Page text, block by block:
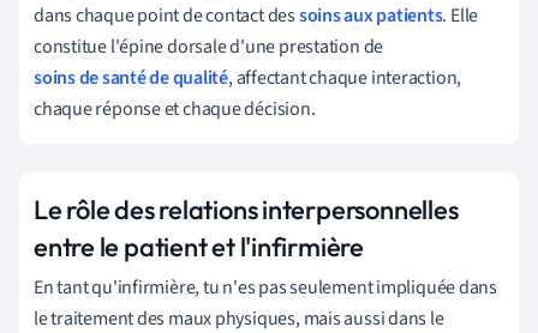
dans chaque point de contact dessoins aux patients. Elle
constitue l'épine dorsale d'une prestation de
soins de santé de qualité, affectant chaque interaction,
chaque réponse et chaque décision.
Le rôle des relations interpersonnelles
entre le patient et l'infirmière
En tant qu'infirmière, tu n'es pas seulement impliquée dans
le traitement des maux physiques, mais aussi dans le